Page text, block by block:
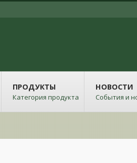
ПРОДУКТЫ
Категория продукта
НОВОСТИ
События и